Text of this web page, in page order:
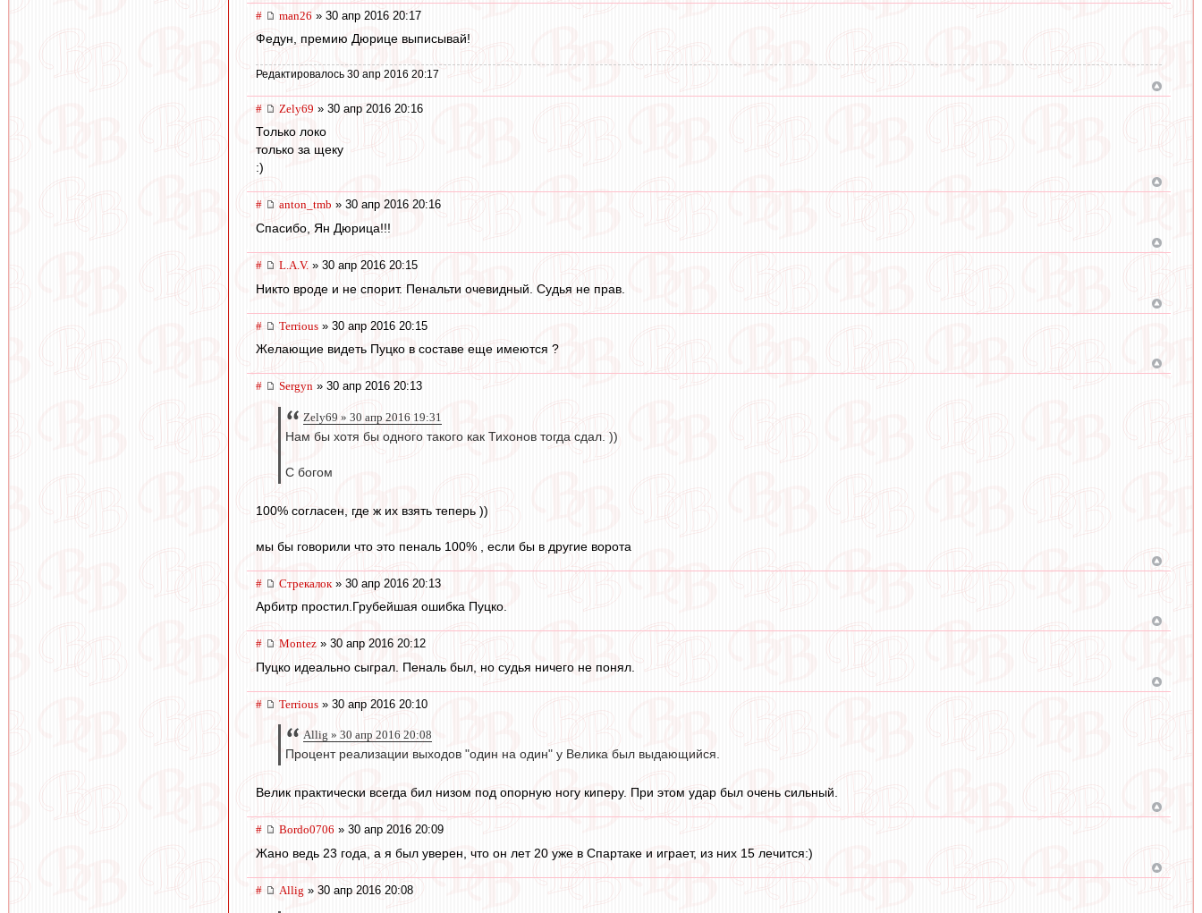
# man26 » 30 апр 2016 20:17
Федун, премию Дюрице выписывай!
Редактировалось 30 апр 2016 20:17
# Zely69 » 30 апр 2016 20:16
Только локо
только за щеку
:)
# anton_tmb » 30 апр 2016 20:16
Спасибо, Ян Дюрица!!!
# L.А.V. » 30 апр 2016 20:15
Никто вроде и не спорит. Пенальти очевидный. Судья не прав.
# Terrious » 30 апр 2016 20:15
Желающие видеть Пуцко в составе еще имеются ?
# Sergyn » 30 апр 2016 20:13
Zely69 » 30 апр 2016 19:31
Нам бы хотя бы одного такого как Тихонов тогда сдал. ))
С богом
100% согласен, где ж их взять теперь ))
мы бы говорили что это пеналь 100% , если бы в другие ворота
# Стрекалок » 30 апр 2016 20:13
Арбитр простил.Грубейшая ошибка Пуцко.
# Montez » 30 апр 2016 20:12
Пуцко идеально сыграл. Пеналь был, но судья ничего не понял.
# Terrious » 30 апр 2016 20:10
Allig » 30 апр 2016 20:08
Процент реализации выходов "один на один" у Велика был выдающийся.
Велик практически всегда бил низом под опорную ногу киперу. При этом удар был очень сильный.
# Bordo0706 » 30 апр 2016 20:09
Жано ведь 23 года, а я был уверен, что он лет 20 уже в Спартаке и играет, из них 15 лечится:)
# Allig » 30 апр 2016 20:08